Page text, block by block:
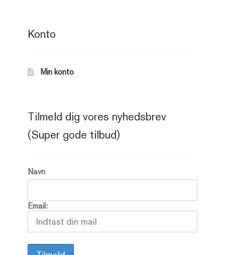
Konto
Min konto
Tilmeld dig vores nyhedsbrev
(Super gode tilbud)
Navn
Email: